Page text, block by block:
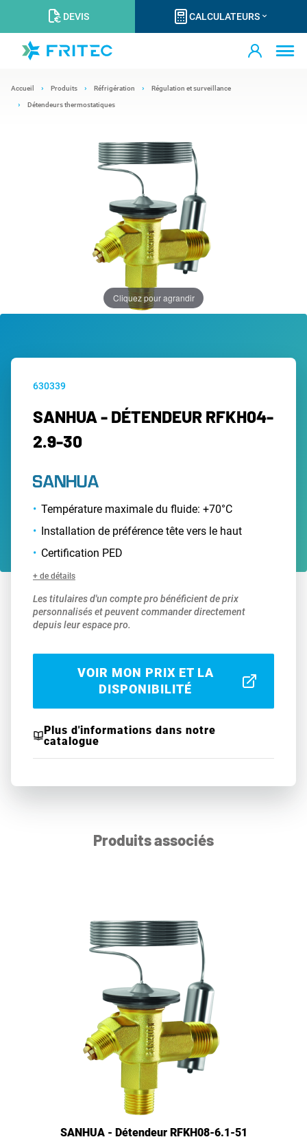
DEVIS CALCULATEURS
Accueil Produits Réfrigération Régulation et surveillance
Détendeurs thermostatiques
Cliquez pour agrandir
630339
SANHUA - DÉTENDEUR RFKH04-
2.9-30
Température maximale du fluide: +70°C
Installation de préférence tête vers le haut
Certification PED
+ de détails
Les titulaires d'un compte pro bénéficient de prix
personnalisés et peuvent commander directement
depuis leur espace pro.
VOIR MON PRIX ET LA
DISPONIBILITÉ
Plus d'informations dans notre
catalogue
Produits associés
SANHUA - Détendeur RFKH08-6.1-51